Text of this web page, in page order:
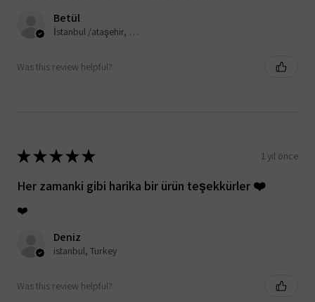
Betül
İstanbul /ataşehir, Turkey
Was this review helpful?
★★★★★ 1 yıl önce
Her zamanki gibi harika bir ürün teşekkürler ❤️
❤️
Deniz
istanbul, Turkey
Was this review helpful?